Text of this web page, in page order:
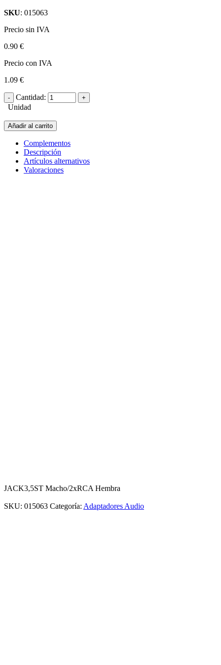
SKU: 015063
Precio sin IVA
0.90 €
Precio con IVA
1.09 €
Cantidad:
Unidad
Añadir al carrito
Complementos
Descripción
Artículos alternativos
Valoraciones
JACK3,5ST Macho/2xRCA Hembra
SKU: 015063 Categoría: Adaptadores Audio